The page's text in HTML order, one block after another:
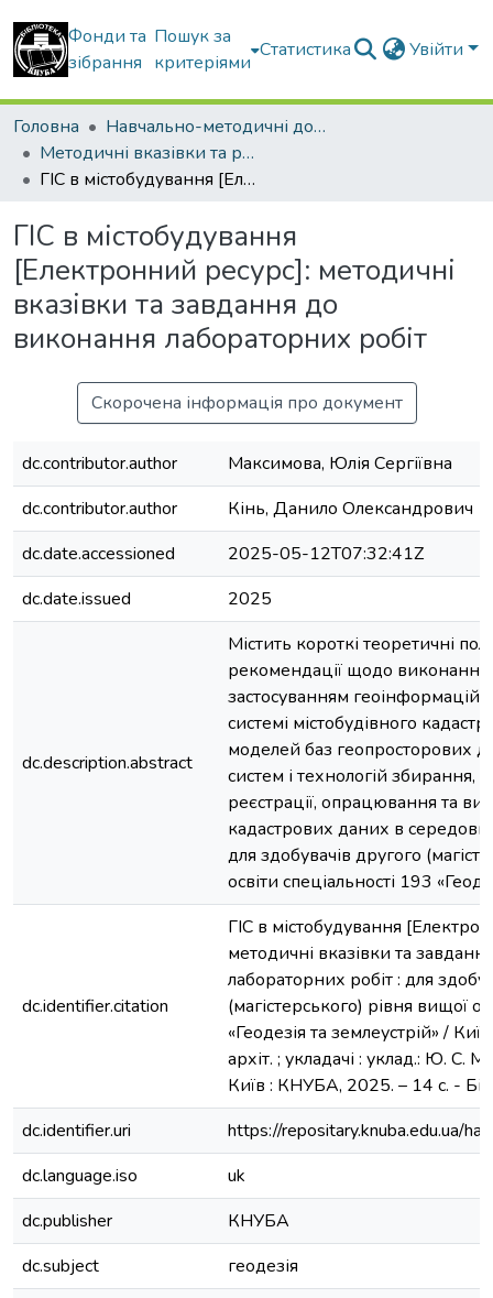
Фонди та
зібрання
Пошук за
критеріями
Статистика Увійти
Головна
Навчально-методичні документи
Методичні вказівки та рекомендації
ГІС в містобудування [Електронний ресурс]: методичні вказівки та завдання до виконання лабораторних робіт
ГІС в містобудування
[Електронний ресурс]: методичні
вказівки та завдання до
виконання лабораторних робіт
Скорочена інформація про документ
dc.contributor.author
Максимова, Юлія Сергіївна
dc.contributor.author
Кінь, Данило Олександрович
dc.date.accessioned
2025-05-12T07:32:41Z
dc.date.issued
2025
dc.description.abstract
Містить короткі теоретичні
рекомендації щодо виконання
застосуванням
системі містобудівного
моделей баз геопросторових
систем і технологій збирання,
реєстрації, опрацювання та
кадастрових даних в
для здобувачів другого
освіти спеціальності 193
dc.identifier.citation
ГІС в містобудування
методичні вказівки та
лабораторних робіт : для
(магістерського) рівня вищої
«Геодезія та землеустрій» /
архіт. ; укладачі : уклад.: Ю. С.
Київ : КНУБА, 2025. – 14 с. -
dc.identifier.uri
https://repositary.knuba.edu.ua/
dc.language.iso
uk
dc.publisher
КНУБА
dc.subject
геодезія